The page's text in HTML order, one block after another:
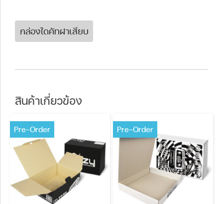
กล่องไดคัทฝาเสียบ
สินค้าเกี่ยวข้อง
Pre-Order Pre-Order